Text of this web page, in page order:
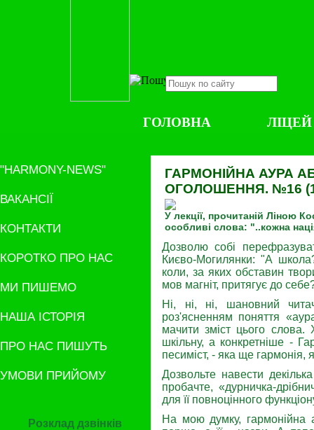
ГОЛОВНА ЛІЦЕЙ
"HARMONY-NEWS"
ВАКАНСІЇ
КОНТАКТИ
КОРОТКО ПРО НАС
МИ ПИШЕМО
НАША ІСТОРІЯ
ПРО НАС ПИШУТЬ
УМОВИ ПРИЙОМУ
Розклад дзвінків
ГАРМОНІЙНА АУРА
ОГОЛОШЕННЯ. №16
У лекції, прочитаній Ліною
особливі слова: "..кожна
Дозволю собі
Києво-Могилянки: "А
коли, за яких обставин
мов магніт, притягує до
Ні, ні, ні, шановний
роз'ясненням поняття
мачити зміст цього
шкільну, а конкретніше -
песиміст, - яка ще гармонія,
Дозвольте навести
пробачте, «дурничка-
для її повноцінного
На мою думку, гармонійна